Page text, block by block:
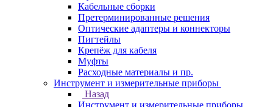
Кабельные сборки
Претерминированные решения
Оптические адаптеры и коннекторы
Пигтейлы
Крепёж для кабеля
Муфты
Расходные материалы и пр.
Инструмент и измерительные приборы
Назад
Инструмент и измерительные приборы